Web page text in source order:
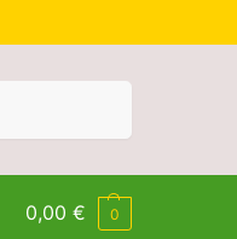
0,00 € 0